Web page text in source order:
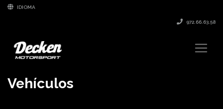
IDIOMA
972.66.63.58
Vehículos